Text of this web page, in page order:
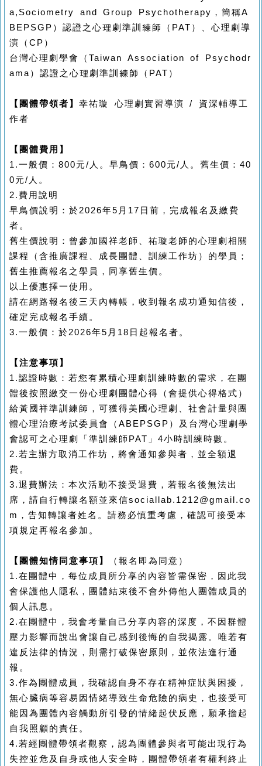
a,Sociometry and Group Psychotherapy ，簡稱A
BEPSGP ）認證之心理劇準訓練師（ PAT ）、心理劇導
演（ CP ）
台灣心理劇學會（ Taiwan Association of Psychodr
ama）認證之心理劇準訓練師（ PAT ）
【團體帶領者】 幸祐璇 心理劇實習導演 / 資深輔導工
作者
【團體費用】
1.一般價： 800元/ 人。早鳥價： 600元/ 人。舊生價： 40
0元/ 人。
2. 費用說明
早鳥價說明：於2026年5 月 17 日前，完成報名及繳費
者。
舊生價說明：曾參加國祥老師、祐璇老師的心理劇相關
課程（含推廣課程、成長團體、訓練工作坊）的學員；
舊生推薦報名之學員，同享舊生價。
以上優惠擇一使用。
請在網路報名後三天內轉帳，收到報名成功通知信後，
確定完成報名手續。
3.一般價：於2026年5 月 18 日起報名者。
【注意事項】
1.認證時數：若您有累積心理劇訓練時數的需求，在團
體後按照繳交一份心理劇團體心得（會提供心得格式）
給黃國祥準訓練師，可獲得美國心理劇、社會計量與團
體心理治療考試委員會（ ABEPSGP ）及台灣心理劇學
會認可之心理劇「準訓練師 PAT 」 4小時訓練時數。
2.若主辦方取消工作坊，將會通知參與者，並全額退
費。
3.退費辦法：本次活動不接受退費，若報名後無法出
席，請自行轉讓名額並來信sociallab.1212@gmail.co
m ，告知轉讓者姓名。請務必慎重考慮，確認可接受本
項規定再報名參加。
【團體知情同意事項】
（報名即為同意）
1.在團體中，每位成員所分享的內容皆需保密，因此我
會保護他人隱私，團體結束後不會外傳他人團體成員的
個人訊息。
2.在團體中，我會考量自己分享內容的深度，不因群體
壓力影響而說出會讓自己感到後悔的自我揭露。唯若有
違反法律的情況，則需打破保密原則，並依法進行通
報。
3.作為團體成員，我確認自身不存在精神症狀與困擾，
無心臟病等容易因情緒導致生命危險的病史，也接受可
能因為團體內容觸動所引發的情緒起伏反應，願承擔起
自我照顧的責任。
4.若經團體帶領者觀察，認為團體參與者可能出現行為
失控並危及自身或他人安全時，團體帶領者有權利終止